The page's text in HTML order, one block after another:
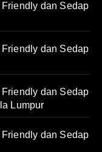
dan Sedap
dan Sedap
dan Sedap
Lumpur
dan Sedap